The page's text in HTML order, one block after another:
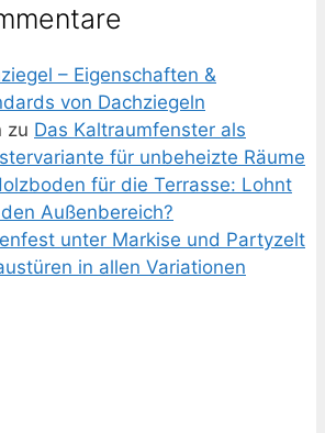
– Eigenschaften &
von Dachziegeln
zu Das Kaltraumfenster als
für unbeheizte Räume
für die Terrasse: Lohnt
Außenbereich?
unter Markise und Partyzelt
in allen Variationen